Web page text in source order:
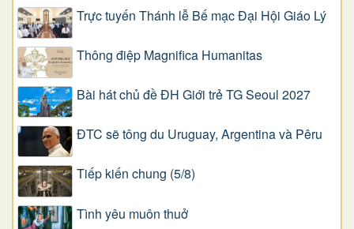
Trực tuyến Thánh lễ Bế mạc Đại Hội Giáo Lý
Thông điệp Magnifica Humanitas
Bài hát chủ đề ĐH Giới trẻ TG Seoul 2027
ĐTC sẽ tông du Uruguay, Argentina và Pêru
Tiếp kiến chung (5/8)
Tình yêu muôn thuở